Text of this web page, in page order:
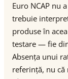
Euro NCAP nu
trebuie
produse în
testare — fie
Absența unui
referință, nu că